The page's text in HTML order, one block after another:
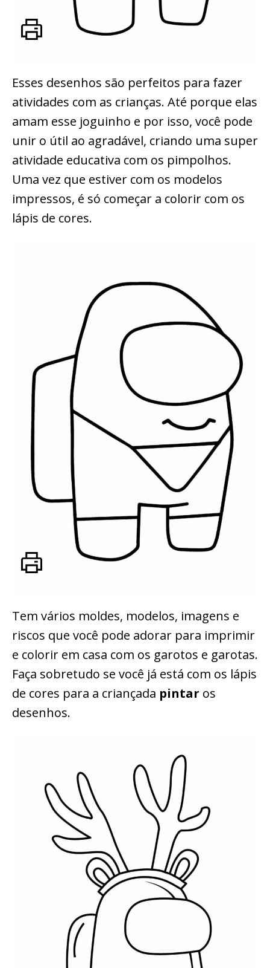
Esses desenhos são perfeitos para fazer
atividades com as crianças. Até porque elas
amam esse joguinho e por isso, você pode
unir o útil ao agradável, criando uma super
atividade educativa com os pimpolhos.
Uma vez que estiver com os modelos
impressos, é só começar a colorir com os
lápis de cores.
Tem vários moldes, modelos, imagens e
riscos que você pode adorar para imprimir
e colorir em casa com os garotos e garotas.
Faça sobretudo se você já está com os lápis
de cores para a criançada pintar os
desenhos.